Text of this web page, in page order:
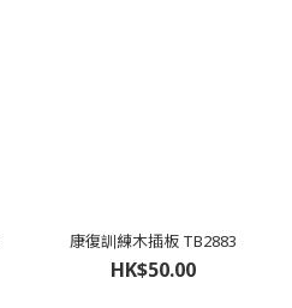
康復訓練木插板 TB2883
HK$50.00